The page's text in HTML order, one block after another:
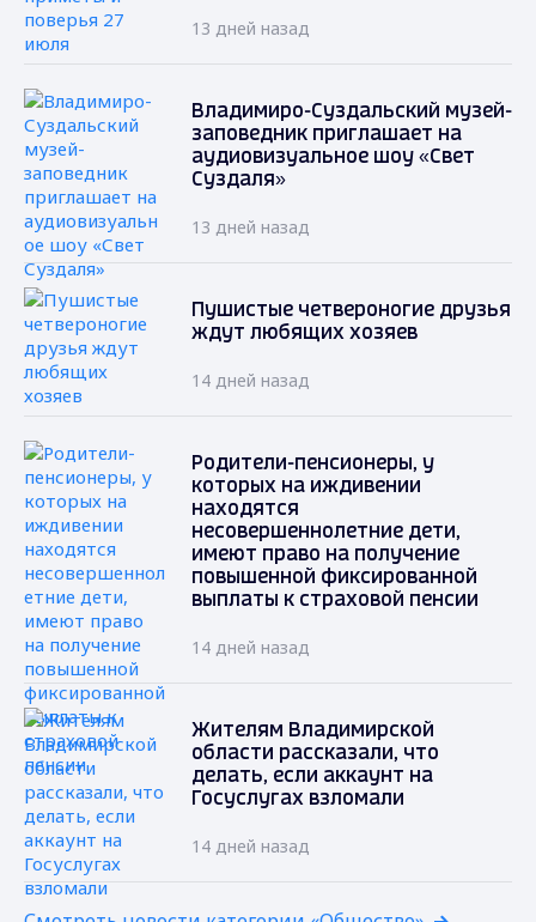
13 дней назад
Владимиро-Суздальский музей-
заповедник приглашает на
аудиовизуальное шоу «Свет
Суздаля»
13 дней назад
Пушистые четвероногие друзья
ждут любящих хозяев
14 дней назад
Родители-пенсионеры, у
которых на иждивении
находятся
несовершеннолетние дети,
имеют право на получение
повышенной фиксированной
выплаты к страховой пенсии
14 дней назад
Жителям Владимирской
области рассказали, что
делать, если аккаунт на
Госуслугах взломали
14 дней назад